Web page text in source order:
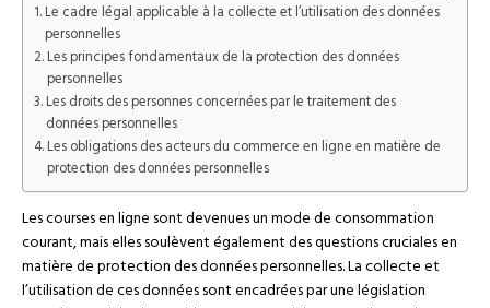
Le cadre légal applicable à la collecte et l’utilisation des données
personnelles
Les principes fondamentaux de la protection des données
personnelles
Les droits des personnes concernées par le traitement des
données personnelles
Les obligations des acteurs du commerce en ligne en matière de
protection des données personnelles
Les courses en ligne sont devenues un mode de consommation
courant, mais elles soulèvent également des questions cruciales en
matière de protection des données personnelles. La collecte et
l’utilisation de ces données sont encadrées par une législation